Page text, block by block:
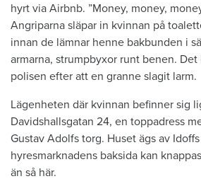
hyrt via Airbnb. ”Money, money,
Angriparna släpar in kvinnan på
innan de lämnar henne bakbunden i
armarna, strumpbyxor runt benen.
polisen efter att en granne slagit larm.
Lägenheten där kvinnan befinner sig
Davidshallsgatan 24, en toppadress
Gustav Adolfs torg. Huset ägs av
hyresmarknadens baksida kan
än så här.